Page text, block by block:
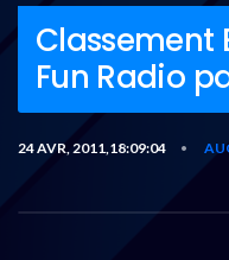
Classement
Fun Radio
24 AVR, 2011,18:09:04 •